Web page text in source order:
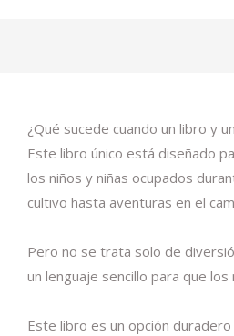
¿Qué sucede cuando un libro y
Este libro único está diseñado
los niños y niñas ocupados
cultivo hasta aventuras en el
Pero no se trata solo de
un lenguaje sencillo para que
Este libro es un opción